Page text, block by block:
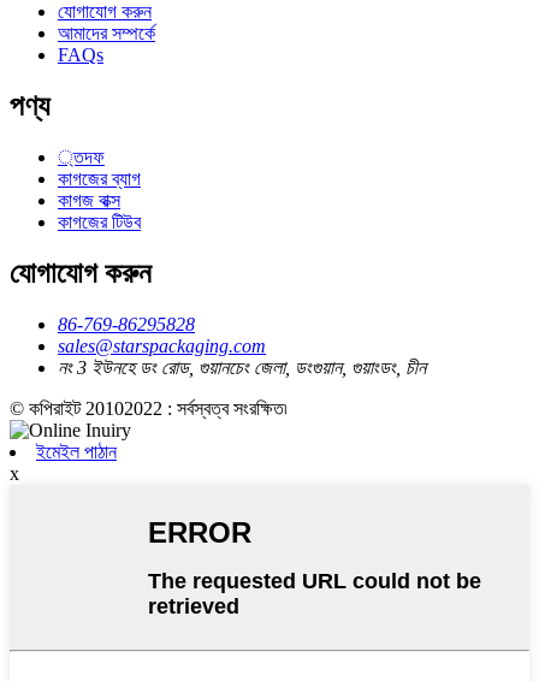
যোগাযোগ করুন
আমাদের সম্পর্কে
FAQs
পণ্য
্তদফ
কাগজের ব্যাগ
কাগজ বাক্স
কাগজের টিউব
যোগাযোগ করুন
86-769-86295828
sales@starspackaging.com
নং 3 ইউনহে ডং রোড, গুয়ানচেং জেলা, ডংগুয়ান, গুয়াংডং, চীন
© কপিরাইট 20102022 : সর্বস্বত্ব সংরক্ষিত৷
ইমেইল পাঠান
x